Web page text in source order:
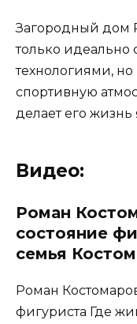
Загородный дом
только идеально
технологиями,
спортивную
делает его
Видео:
Роман
состояние
семья
Роман
фигуриста Где